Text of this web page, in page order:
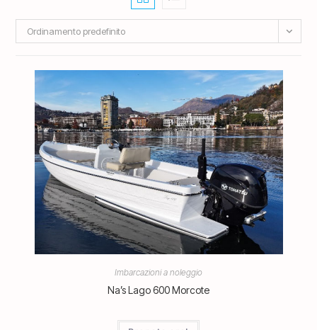
Ordinamento predefinito
Imbarcazioni a noleggio
Na’s Lago 600 Morcote